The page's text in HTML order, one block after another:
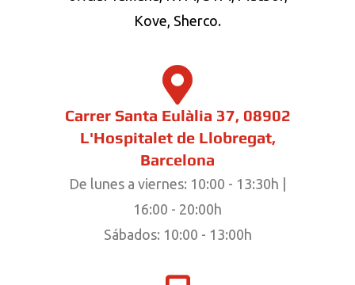
Kove, Sherco.
Carrer Santa Eulàlia 37, 08902
L'Hospitalet de Llobregat,
Barcelona
De lunes a viernes: 10:00 - 13:30h |
16:00 - 20:00h
Sábados: 10:00 - 13:00h